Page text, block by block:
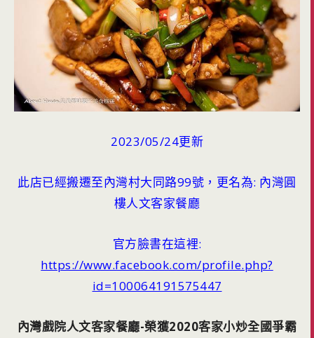
2023/05/24更新
此店已經搬遷至內灣村大同路99號，更名為: 內灣圓
樓人文客家餐廳
官方臉書在這裡:
https://www.facebook.com/profile.php?
id=100064191575447
內灣戲院人文客家餐廳-榮獲2020客家小炒全國爭霸